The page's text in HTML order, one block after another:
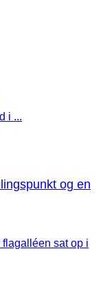
i ...
og en
sat op i